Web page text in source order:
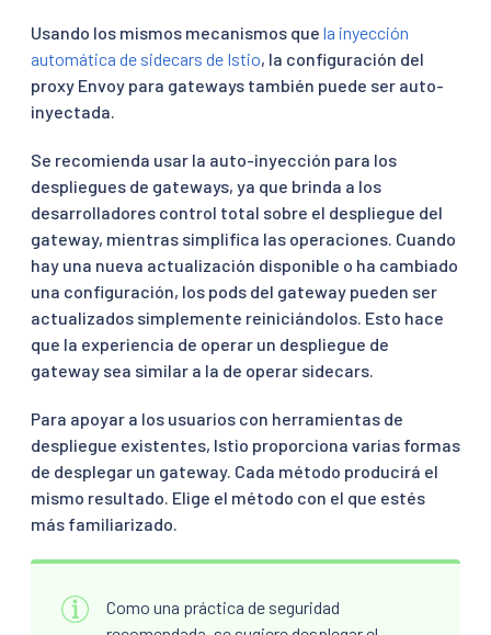
Usando los mismos mecanismos que la inyección
automática de sidecars de Istio, la configuración del
proxy Envoy para gateways también puede ser auto-
inyectada.
Se recomienda usar la auto-inyección para los
despliegues de gateways, ya que brinda a los
desarrolladores control total sobre el despliegue del
gateway, mientras simplifica las operaciones. Cuando
hay una nueva actualización disponible o ha cambiado
una configuración, los pods del gateway pueden ser
actualizados simplemente reiniciándolos. Esto hace
que la experiencia de operar un despliegue de
gateway sea similar a la de operar sidecars.
Para apoyar a los usuarios con herramientas de
despliegue existentes, Istio proporciona varias formas
de desplegar un gateway. Cada método producirá el
mismo resultado. Elige el método con el que estés
más familiarizado.
Como una práctica de seguridad